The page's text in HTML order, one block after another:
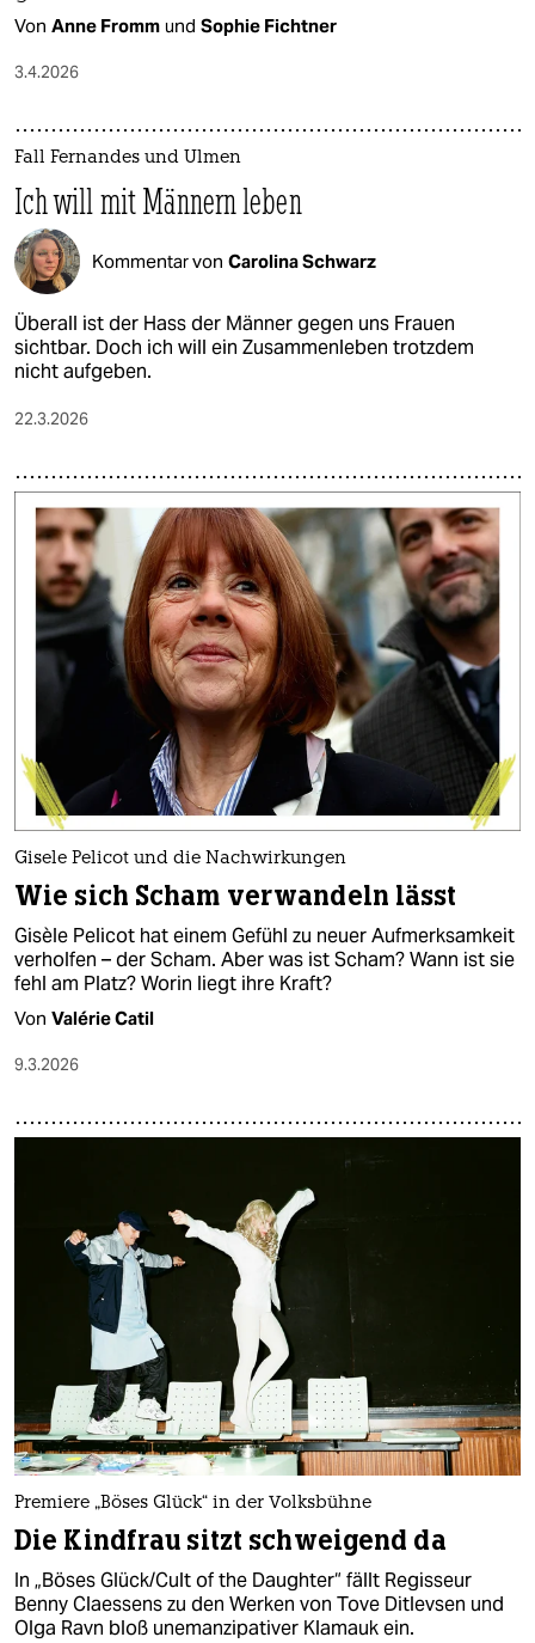
Von Anne Fromm und Sophie Fichtner
3.4.2026
Fall Fernandes und Ulmen
Ich will mit Männern leben
Kommentar von Carolina Schwarz
Überall ist der Hass der Männer gegen uns Frauen
sichtbar. Doch ich will ein Zusammenleben trotzdem
nicht aufgeben.
22.3.2026
Gisele Pelicot und die Nachwirkungen
Wie sich Scham verwandeln lässt
Gisèle Pelicot hat einem Gefühl zu neuer Aufmerksamkeit
verholfen – der Scham. Aber was ist Scham? Wann ist sie
fehl am Platz? Worin liegt ihre Kraft?
Von Valérie Catil
9.3.2026
Premiere „Böses Glück“ in der Volksbühne
Die Kindfrau sitzt schweigend da
In „Böses Glück/Cult of the Daughter“ fällt Regisseur
Benny Claessens zu den Werken von Tove Ditlevsen und
Olga Ravn bloß unemanzipativer Klamauk ein.